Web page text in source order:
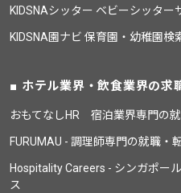
KIDSNAシッター ベビーシッター
KIDSNA園ナビ 保育園・幼稚園検
ホテル業界・飲食業界の求
おもてなしHR 宿泊業界専門の
FURUMAU - 調理師専門の就職・
Hospitality Careers - シンガポー
ス